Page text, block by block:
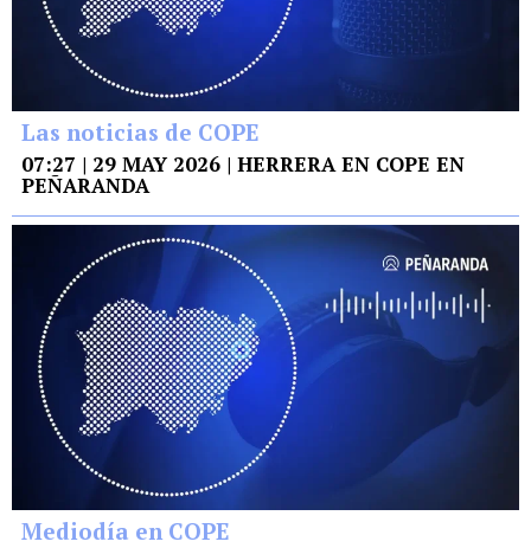
Las noticias de COPE
07:27 | 29 MAY 2026 | HERRERA EN COPE EN
PEÑARANDA
Mediodía en COPE